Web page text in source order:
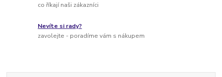
co říkají naši zákazníci
Nevíte si rady?
zavolejte - poradíme vám s nákupem